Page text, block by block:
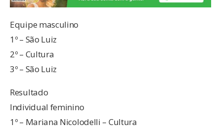
Equipe masculino
1º – São Luiz
2º – Cultura
3º – São Luiz
Resultado
Individual feminino
1º – Mariana Nicolodelli – Cultura